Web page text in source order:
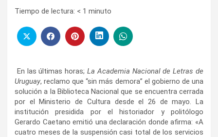
Tiempo de lectura: < 1 minuto
En las últimas horas; La Academia Nacional de Letras de
Uruguay, reclamo que “sin más demora” el gobierno de una
solución a la Biblioteca Nacional que se encuentra cerrada
por el Ministerio de Cultura desde el 26 de mayo. La
institución presidida por el historiador y politólogo
Gerardo Caetano emitió una declaración donde afirma: «A
cuatro meses de la suspensión casi total de los servicios